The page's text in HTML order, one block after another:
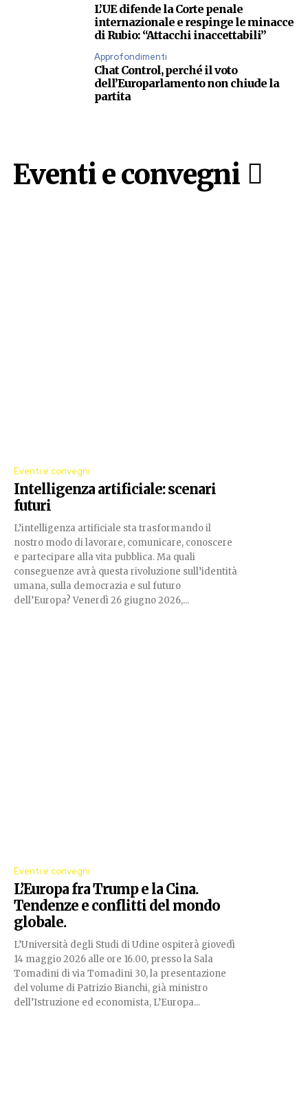
L’UE difende la Corte penale
internazionale e respinge le minacce
di Rubio: “Attacchi inaccettabili”
Approfondimenti
Chat Control, perché il voto
dell’Europarlamento non chiude la
partita
Eventi e convegni
Eventi e convegni
Intelligenza artificiale: scenari
futuri
L’intelligenza artificiale sta trasformando il
nostro modo di lavorare, comunicare, conoscere
e partecipare alla vita pubblica. Ma quali
conseguenze avrà questa rivoluzione sull’identità
umana, sulla democrazia e sul futuro
dell’Europa? Venerdì 26 giugno 2026,...
Eventi e convegni
L’Europa fra Trump e la Cina.
Tendenze e conflitti del mondo
globale.
L’Università degli Studi di Udine ospiterà giovedì
14 maggio 2026 alle ore 16.00, presso la Sala
Tomadini di via Tomadini 30, la presentazione
del volume di Patrizio Bianchi, già ministro
dell’Istruzione ed economista, L’Europa...